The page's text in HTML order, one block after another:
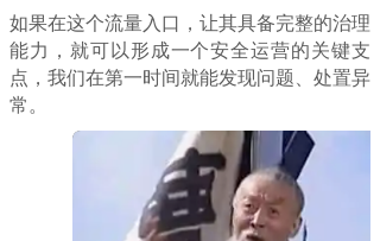
如果在这个流量入口，让其具备完整的治理
能力，就可以形成一个安全运营的关键支
点，我们在第一时间就能发现问题、处置异
常。